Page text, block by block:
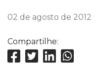
02 de agosto de 2012
Compartilhe: